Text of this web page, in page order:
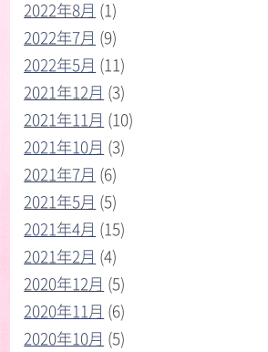
2022年8月 (1)
2022年7月 (9)
2022年5月 (11)
2021年12月 (3)
2021年11月 (10)
2021年10月 (3)
2021年7月 (6)
2021年5月 (5)
2021年4月 (15)
2021年2月 (4)
2020年12月 (5)
2020年11月 (6)
2020年10月 (5)